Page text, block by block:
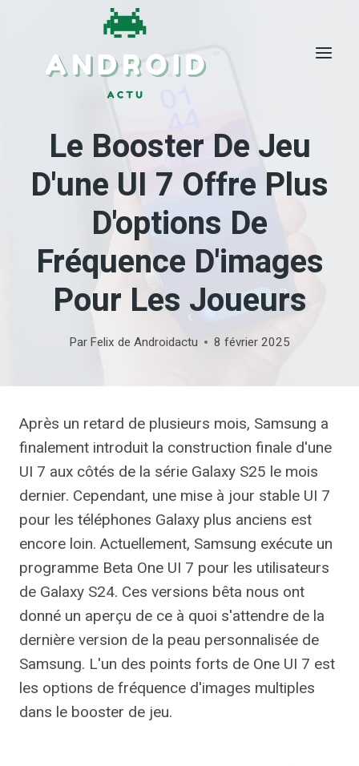
Le Booster De Jeu
D'une UI 7 Offre Plus
D'options De
Fréquence D'images
Pour Les Joueurs
Par Felix de Androidactu 8 février 2025
Après un retard de plusieurs mois, Samsung a
finalement introduit la construction finale d'une
UI 7 aux côtés de la série Galaxy S25 le mois
dernier. Cependant, une mise à jour stable UI 7
pour les téléphones Galaxy plus anciens est
encore loin. Actuellement, Samsung exécute un
programme Beta One UI 7 pour les utilisateurs
de Galaxy S24. Ces versions bêta nous ont
donné un aperçu de ce à quoi s'attendre de la
dernière version de la peau personnalisée de
Samsung. L'un des points forts de One UI 7 est
les options de fréquence d'images multiples
dans le booster de jeu.